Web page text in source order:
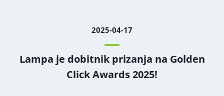
2025-04-17
Lampa je dobitnik prizanja na Golden
Click Awards 2025!